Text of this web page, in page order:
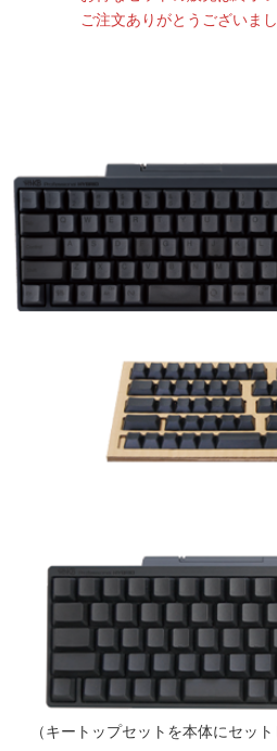
ご注文ありがとうございまし
（キートップセットを本体にセッ